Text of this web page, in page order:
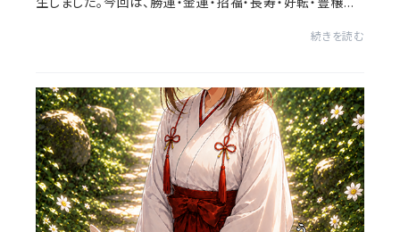
続きを読む